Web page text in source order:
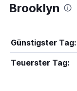
Brooklyn
Günstigster Tag:
Teuerster Tag: